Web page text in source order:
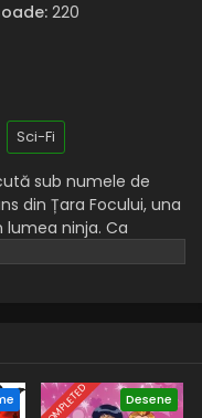
212 – Diverse căi
2025
28 August, 2025
210 – Pădurea
28 August, 2025
28 August, 2025
208 – Greutatea
220
Sci-Fi
sub numele de
din Țara Focului, una
lumea ninja. Ca
Minato
COMPLETED Desene